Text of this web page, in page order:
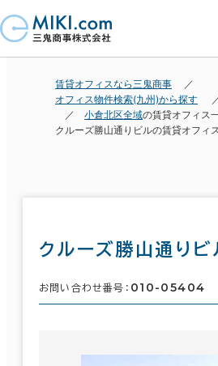
賃貸オフィスなら三鬼商事
オフィス物件検索(九州)から探す
小倉北区全域の賃貸オフィス
クルーズ勝山通りビルの賃貸オフィ
クルーズ勝山通りビ
お問い合わせ番号： 010-05404